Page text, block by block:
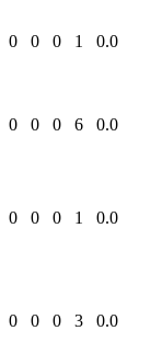
0 0 0 1 0.0
0 0 0 6 0.0
0 0 0 1 0.0
0 0 0 3 0.0